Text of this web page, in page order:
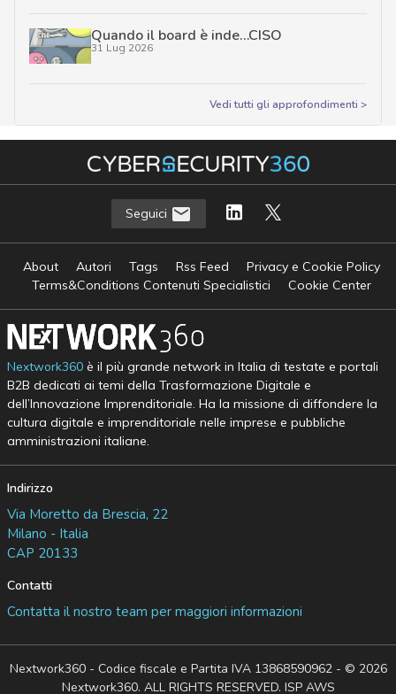
Quando il board è inde…CISO
31 Lug 2026
Vedi tutti gli approfondimenti >
Seguici
About Autori Tags Rss Feed
Privacy e Cookie Policy
Terms&Conditions Contenuti Specialistici
Cookie Center
Nextwork360è il più grande network in Italia di testate e portali
B2B dedicati ai temi della Trasformazione Digitale e
dell’Innovazione Imprenditoriale. Ha la missione di diffondere la
cultura digitale e imprenditoriale nelle imprese e pubbliche
amministrazioni italiane.
Indirizzo
Via Moretto da Brescia, 22
Milano - Italia
CAP 20133
Contatti
Contatta il nostro team per maggiori informazioni
Nextwork360 - Codice fiscale e Partita IVA 13868590962 - © 2026
Nextwork360. ALL RIGHTS RESERVED. ISP AWS